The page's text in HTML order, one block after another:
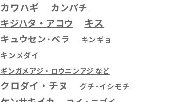
カワハギ
カンパチ
キジハタ・アコウ
キス
キュウセン･ベラ キンギョ
キンメダイ
ギンガメアジ・ロウニンアジ など
クロダイ・チヌ グチ･イシモチ